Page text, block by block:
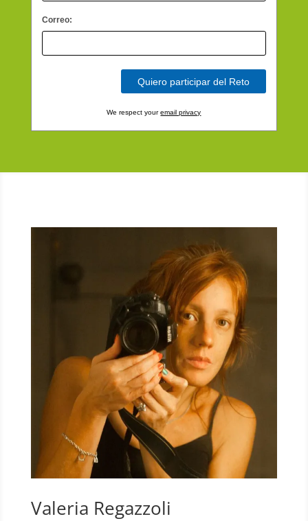
Correo:
We respect youremail privacy
Valeria Regazzoli